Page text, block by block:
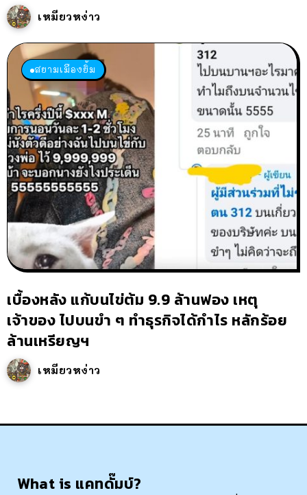
เหมียวหง่าว
สยามเมืองยิ้ม
เบื้องหลัง แก้บนไข่ต้ม 9.9 ล้านฟอง เหตุ
เจ้าของ ไปบนขำ ๆ ทำธุรกิจได้กำไร หลักร้อย
ล้านเหรียญฯ
เหมียวหง่าว
What is แคทดั๊มบ์?